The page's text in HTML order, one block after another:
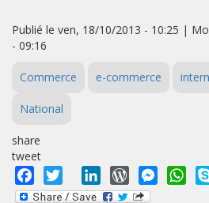
Publié le ven, 18/10/2013 - 10:25 |
- 09:16
Commerce e-commerce
National
share
tweet
Facebook
Twitter LinkedInWordPress